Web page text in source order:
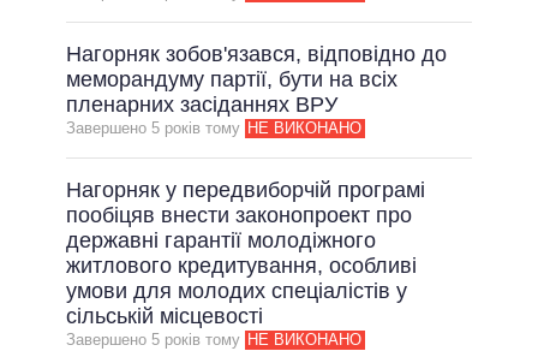
Нагорняк зобов'язався, відповідно до
меморандуму партії, бути на всіх
пленарних засіданнях ВРУ
Завершено 5 рокiв тому НЕ ВИКОНАНО
Нагорняк у передвиборчій програмі
пообіцяв внести законопроект про
державні гарантії молодіжного
житлового кредитування, особливі
умови для молодих спеціалістів у
сільській місцевості
Завершено 5 рокiв тому НЕ ВИКОНАНО